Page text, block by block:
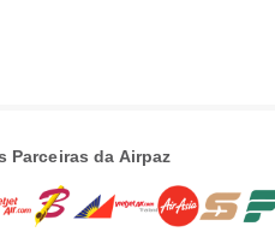
Parceiras da Airpaz